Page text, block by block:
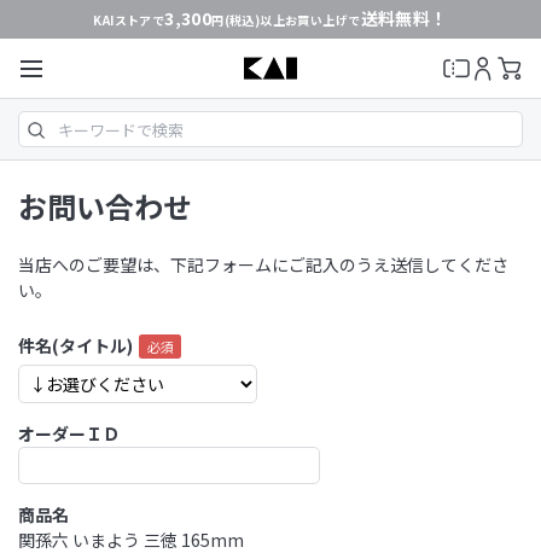
KAIストアで3,300円(税込)以上お買い上げで送料無料！
お問い合わせ
当店へのご要望は、下記フォームにご記入のうえ送信してくださ
い。
件名(タイトル)
オーダーＩＤ
商品名
関孫六 いまよう 三徳 165mm